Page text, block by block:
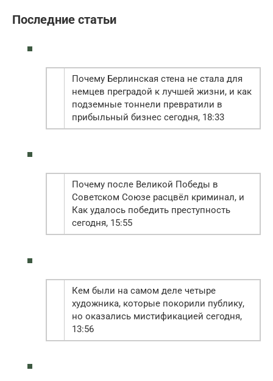
Последние статьи
Почему Берлинская стена не стала для
немцев преградой к лучшей жизни, и как
подземные тоннели превратили в
прибыльный бизнес сегодня, 18:33
Почему после Великой Победы в
Советском Союзе расцвёл криминал, и
Как удалось победить преступность
сегодня, 15:55
Кем были на самом деле четыре
художника, которые покорили публику,
но оказались мистификацией сегодня,
13:56